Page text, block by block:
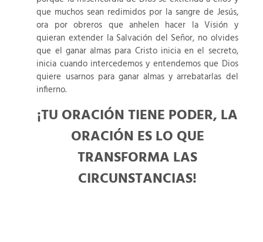
que muchos sean redimidos por la sangre de Jesús,
ora por obreros que anhelen hacer la Visión y
quieran extender la Salvación del Señor, no olvides
que el ganar almas para Cristo inicia en el secreto,
inicia cuando intercedemos y entendemos que Dios
quiere usarnos para ganar almas y arrebatarlas del
infierno.
¡TU ORACIÓN TIENE PODER, LA
ORACIÓN ES LO QUE
TRANSFORMA LAS
CIRCUNSTANCIAS!